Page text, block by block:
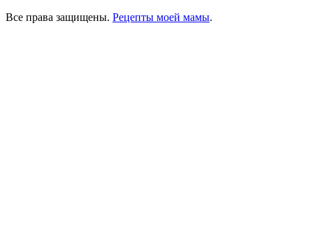
Все права защищены. Рецепты моей мамы.